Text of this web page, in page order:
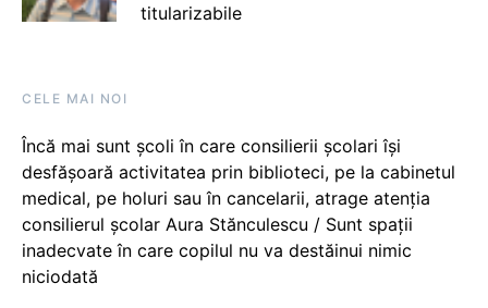
titularizabile
CELE MAI NOI
Încă mai sunt școli în care consilierii școlari își
desfășoară activitatea prin biblioteci, pe la cabinetul
medical, pe holuri sau în cancelarii, atrage atenția
consilierul școlar Aura Stănculescu / Sunt spații
inadecvate în care copilul nu va destăinui nimic
niciodată